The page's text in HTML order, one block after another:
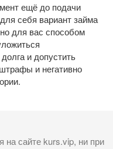
ещё до подачи
себя вариант займа
для вас способом
и допустить
и негативно
сайте kurs.vip, ни при